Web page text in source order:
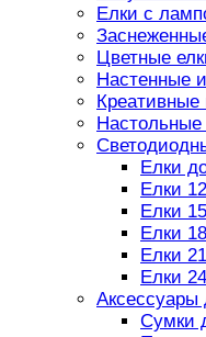
Елки с
Цветные
Настенные
Креативные
Настольные
Елки
Елки
Елки
Елки
Елки
Елки
Аксессуары
Сумки